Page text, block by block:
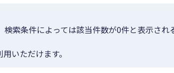
索条件によっては該当件数が0件と表示され
いただけます。